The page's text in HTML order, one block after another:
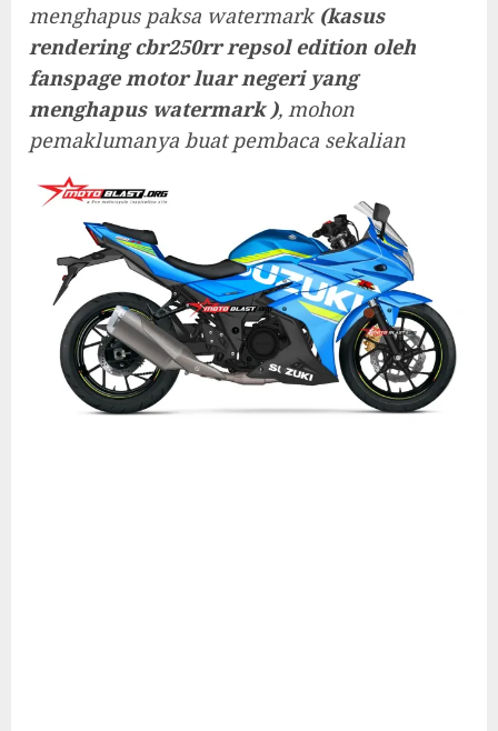
menghapus paksa watermark (kasus
rendering cbr250rr repsol edition oleh
fanspage motor luar negeri yang
menghapus watermark ), mohon
pemaklumanya buat pembaca sekalian